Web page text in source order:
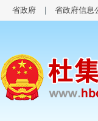
省政府 省政府信息